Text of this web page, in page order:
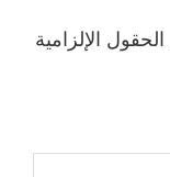
الحقول الإلزامية